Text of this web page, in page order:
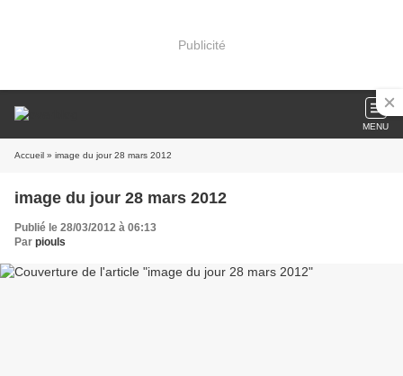
Publicité
MENU
Accueil » image du jour 28 mars 2012
image du jour 28 mars 2012
Publié le 28/03/2012 à 06:13
Par piouls